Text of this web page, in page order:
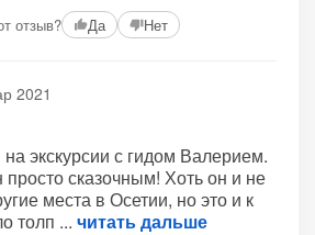
отзыв? Да Нет
2021
экскурсии с гидом Валерием.
сказочным! Хоть он и не
места в Осетии, но это и к
толп
читать дальше